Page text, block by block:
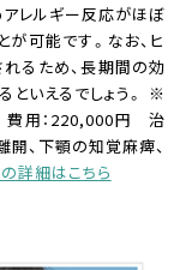
レルギー反応がほぼ
が可能です。なお、ヒ
るため、長期間の効
いえるでしょう。 ※
用：220,000円 治
開、下顎の知覚麻痺、
詳細はこちら